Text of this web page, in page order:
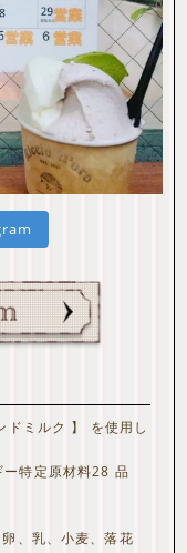
ドミルク 】 を使用し
特定原材料28 品
、乳、小麦、落花